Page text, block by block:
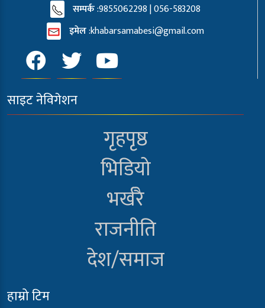
सम्पर्क:9855062298 | 056-583208
इमेल:khabarsamabesi@gmail.com
साइट नेविगेशन
गृहपृष्ठ
भिडियो
भर्खरै
राजनीति
देश/समाज
हाम्रो टिम